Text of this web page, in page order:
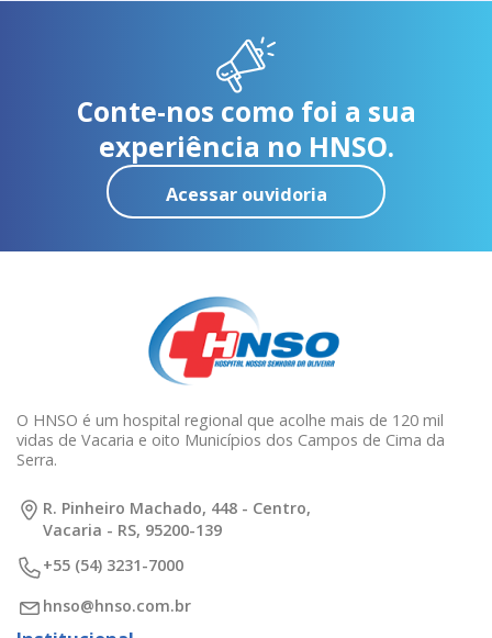
Conte-nos como foi a sua
experiência no HNSO.
Acessar ouvidoria
O HNSO é um hospital regional que acolhe mais de 120 mil
vidas de Vacaria e oito Municípios dos Campos de Cima da
Serra.
R. Pinheiro Machado, 448 - Centro,
Vacaria - RS, 95200-139
+55 (54) 3231-7000
hnso@hnso.com.br